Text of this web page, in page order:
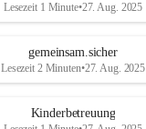
Lesezeit 1 Minute•27. Aug. 2025
gemeinsam.sicher
Lesezeit 2 Minuten•27. Aug. 2025
Kinderbetreuung